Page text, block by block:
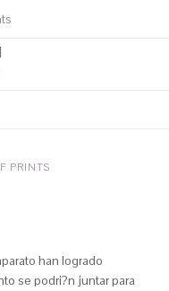
PRINTS
han logrado
se podri?n juntar para